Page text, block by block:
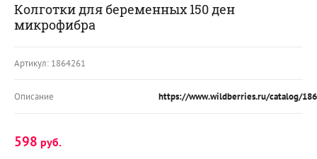
Колготки для беременных 150 ден
микрофибра
Артикул: 1864261
Описание https://www.wildberries.ru/catalog/
598 руб.